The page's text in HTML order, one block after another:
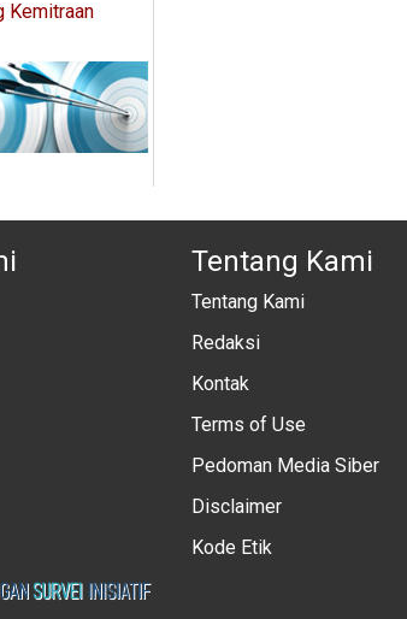
Kemitraan
Tentang Kami
Tentang Kami
Redaksi
Kontak
Terms of Use
Pedoman Media Siber
Disclaimer
Kode Etik